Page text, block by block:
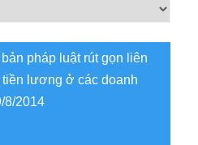
pháp luật rút gọn liên
lương ở các doanh
8/2014